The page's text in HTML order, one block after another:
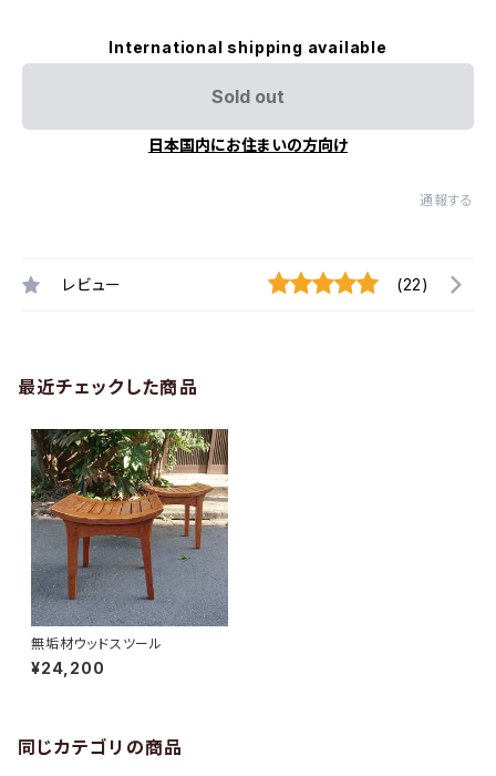
International shipping available
Sold out
日本国内にお住まいの方向け
通報する
レビュー (22)
最近チェックした商品
無垢材ウッドスツール
¥24,200
同じカテゴリの商品